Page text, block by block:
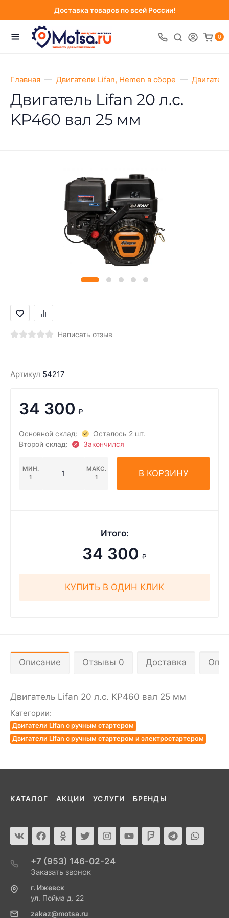
Доставка товаров по всей России!
0
Главная Двигатели Lifan, Hemen в сборе
Двигатель Lifan 20 л.с.
KP460 вал 25 мм
Написать отзыв
Артикул 54217
34 300 ₽
Основной склад:
Осталось 2 шт.
Второй склад:
Закончился
МИН.
1
МАКС.
1
В КОРЗИНУ
Итого:
34 300 ₽
КУПИТЬ В ОДИН КЛИК
Описание Отзывы 0 Доставка
Двигатель Lifan 20 л.с. KP460 вал 25 мм
Категории:
Двигатели Lifan с ручным стартером
Двигатели Lifan с ручным стартером и электростартером
КАТАЛОГ АКЦИИ УСЛУГИ БРЕНДЫ
+7 (953) 146-02-24
Заказать звонок
г. Ижевск
ул. Пойма д. 22
zakaz@motsa.ru